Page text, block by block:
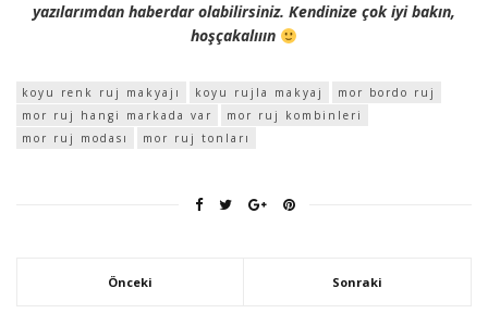
yazılarımdan haberdar olabilirsiniz. Kendinize çok iyi bakın,
hoşçakalııın
koyu renk ruj makyajı koyu rujla makyaj
mor bordo ruj
mor ruj hangi markada var
mor ruj kombinleri
mor ruj modası
mor ruj tonları
Önceki Sonraki